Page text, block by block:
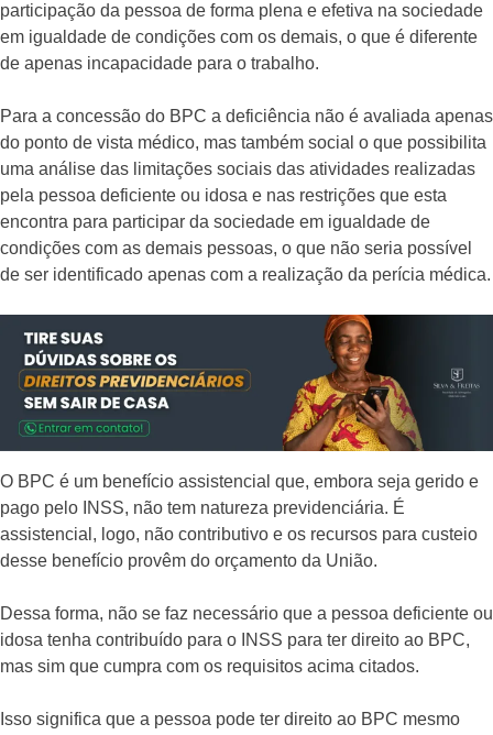
participação da pessoa de forma plena e efetiva na sociedade
em igualdade de condições com os demais, o que é diferente
de apenas incapacidade para o trabalho.
Para a concessão do BPC a deficiência não é avaliada apenas
do ponto de vista médico, mas também social o que possibilita
uma análise das limitações sociais das atividades realizadas
pela pessoa deficiente ou idosa e nas restrições que esta
encontra para participar da sociedade em igualdade de
condições com as demais pessoas, o que não seria possível
de ser identificado apenas com a realização da perícia médica.
O BPC é um benefício assistencial que, embora seja gerido e
pago pelo INSS, não tem natureza previdenciária. É
assistencial, logo, não contributivo e os recursos para custeio
desse benefício provêm do orçamento da União.
Dessa forma, não se faz necessário que a pessoa deficiente ou
idosa tenha contribuído para o INSS para ter direito ao BPC,
mas sim que cumpra com os requisitos acima citados.
Isso significa que a pessoa pode ter direito ao BPC mesmo